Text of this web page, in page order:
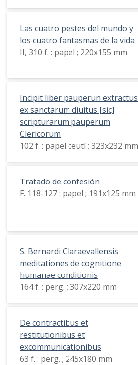
Las cuatro pestes del mundo y
los cuatro fantasmas de la vida
II, 310 f. : papel ; 220x155 mm
Incipit liber pauperun extractus
ex sanctarum diuitus [sic]
scripturarum pauperum
Clericorum
102 f. : papel ceutí ; 323x232 mm
Tratado de confesión
F. 118-127 : papel ; 191x125 mm
S. Bernardi Claraevallensis
meditationes de cognitione
humanae conditionis
164 f. : perg. ; 307x220 mm
De contractibus et
restitutionibus et
excommunicationibus
63 f. : perg. ; 245x180 mm